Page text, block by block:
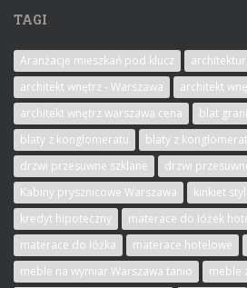
TAGI
Aranżacje mieszkań pod klucz
architekt wnętrz - Warszawa
architekt
architekt wnętrz warszawa cena
blat
blaty z konglomeratu
blaty z
drzwi przesuwne szklane
drzwi
Kabiny prysznicowe Warszawa
kinkiet
kredyt hipoteczny
materace do łóżek
materace do łóżka
materace hotelowe
meble na wymiar Warszawa tanio
meble